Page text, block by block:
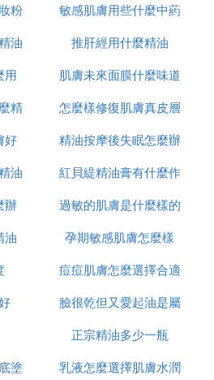
是精油的常見使用方法，將
中，可以當做爽膚水使用，但
善肌膚，舒緩肌膚，長時間堅
很棒的效果。那麼精油的怎麼
的正確使用方法。
；吸入法；按摩法；香薰漱口
香薰沐浴法；洗發護發。
法一:蒸薰法
進香熏爐的盛水器中，加入5-
在香熏爐內，待熱力使水中
凈
粉
敏感肌膚用些什麼中葯
口服
油
推肝經用什麼精油
用
肌膚未來面膜什麼味道
精
怎麼樣修復肌膚真皮層
好
精油按摩後失眠怎麼辦
油
紅貝緹精油膏有什麼作
用
辦
過敏的肌膚是什麼樣的
油
孕期敏感肌膚怎麼樣
痘痘肌膚怎麼選擇合適
的護膚品
臉很乾但又愛起油是屬
於什麼肌膚
正宗精油多少一瓶
塗
乳液怎麼選擇肌膚水潤